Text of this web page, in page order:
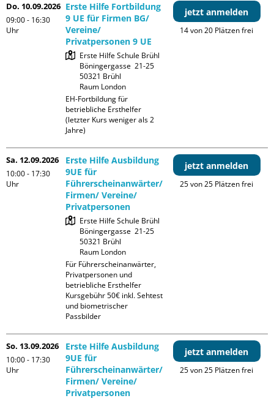
Do. 10.09.2026
09:00 - 16:30
Uhr
Erste Hilfe Fortbildung
9 UE für Firmen BG/
Vereine/
Privatpersonen 9 UE
Erste Hilfe Schule Brühl
Böningergasse  21-25
50321 Brühl
Raum London
EH-Fortbildung für
betriebliche Ersthelfer
(letzter Kurs weniger als 2
Jahre)
jetzt anmelden
14 von 20 Plätzen frei
Sa. 12.09.2026
10:00 - 17:30
Uhr
Erste Hilfe Ausbildung
9UE für
Führerscheinanwärter/
Firmen/ Vereine/
Privatpersonen
Erste Hilfe Schule Brühl
Böningergasse  21-25
50321 Brühl
Raum London
Für Führerscheinanwärter,
Privatpersonen und
betriebliche Ersthelfer
Kursgebühr 50€ inkl. Sehtest
und biometrischer
Passbilder
jetzt anmelden
25 von 25 Plätzen frei
So. 13.09.2026
10:00 - 17:30
Uhr
Erste Hilfe Ausbildung
9UE für
Führerscheinanwärter/
Firmen/ Vereine/
Privatpersonen
jetzt anmelden
25 von 25 Plätzen frei